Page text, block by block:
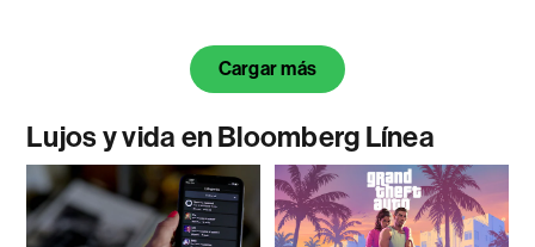
Cargar más
Lujos y vida en Bloomberg Línea